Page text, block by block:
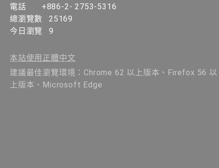
電話
+886-2- 2753-5316
總瀏覽數
25169
今日瀏覽
9
本站使用正體中文
建議最佳瀏覽環境：Chrome 62 以上版本、Firefox 56 以
上版本、Microsoft Edge